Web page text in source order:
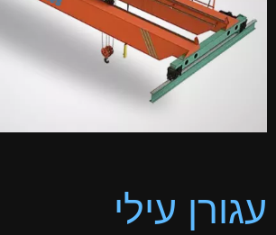
עגורן עילי